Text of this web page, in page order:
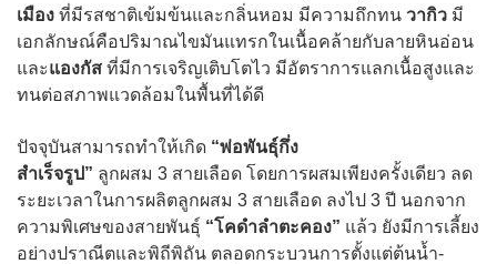
เมือง ที่มีรสชาติเข้มข้นและกลิ่นหอม มีความถึกทน วากิว มี
เอกลักษณ์คือปริมาณไขมันแทรกในเนื้อคล้ายกับลายหินอ่อน
และแองกัส ที่มีการเจริญเติบโตไว มีอัตราการแลกเนื้อสูงและ
ทนต่อสภาพแวดล้อมในพื้นที่ได้ดี
ปัจจุบันสามารถทำให้เกิด “พ่อพันธุ์กึ่ง
สำเร็จรูป” ลูกผสม 3 สายเลือด โดยการผสมเพียงครั้งเดียว ลด
ระยะเวลาในการผลิตลูกผสม 3 สายเลือด ลงไป 3 ปี นอกจาก
ความพิเศษของสายพันธุ์ “โคดำลำตะคอง” แล้ว ยังมีการเลี้ยง
อย่างปราณีตและพิถีพิถัน ตลอดกระบวนการตั้งแต่ต้นน้ำ-